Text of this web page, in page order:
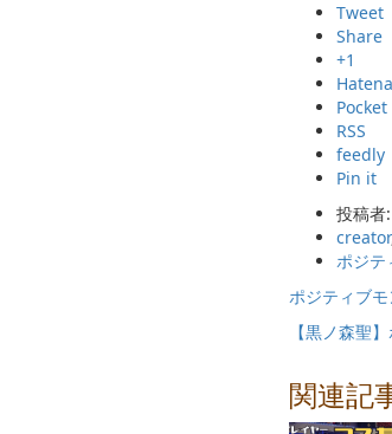
Tweet
Share
+1
Hatena
Pocket
RSS
feedly
Pin it
投稿者:
creator
ポジテ
ポジティブモ
【黒ノ森聖
関連記